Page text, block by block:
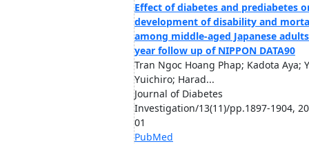
Effect of diabetes and prediabetes
development of disability and
among middle-aged Japanese
year follow up of NIPPON DATA90
Tran Ngoc Hoang Phap; Kadota Aya;
Yuichiro; Harad...
Journal of Diabetes
Investigation/13(11)/pp.1897-1904,
01
PubMed